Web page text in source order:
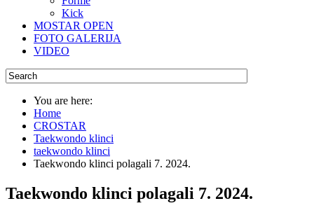
Kick
MOSTAR OPEN
FOTO GALERIJA
VIDEO
You are here:
Home
CROSTAR
Taekwondo klinci
taekwondo klinci
Taekwondo klinci polagali 7. 2024.
Taekwondo klinci polagali 7. 2024.